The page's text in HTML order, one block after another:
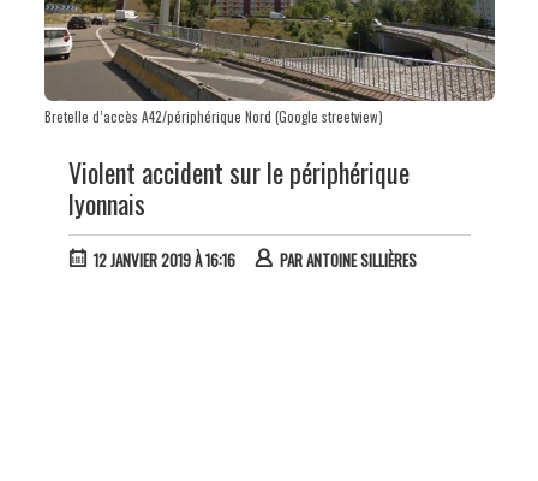
Bretelle d’accès A42/périphérique Nord (Google streetview)
Violent accident sur le périphérique
lyonnais
12 JANVIER 2019 À 16:16 PARANTOINE SILLIÈRES